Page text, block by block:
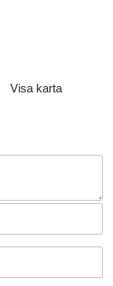
Visa karta